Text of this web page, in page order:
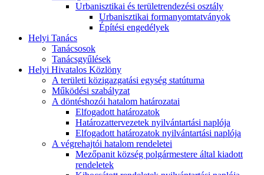
Urbanisztikai és területrendezési osztály
Urbanisztikai formanyomtatványok
Építési engedélyek
Helyi Tanács
Tanácsosok
Tanácsgyűlések
Helyi Hivatalos Közlöny
A területi közigazgatási egység statútuma
Működési szabályzat
A döntéshozói hatalom határozatai
Elfogadott határozatok
Határozattervezetek nyilvántartási naplója
Elfogadott határozatok nyilvántartási naplója
A végrehajtói hatalom rendeletei
Mezőpanit község polgármestere által kiadott
rendeletek